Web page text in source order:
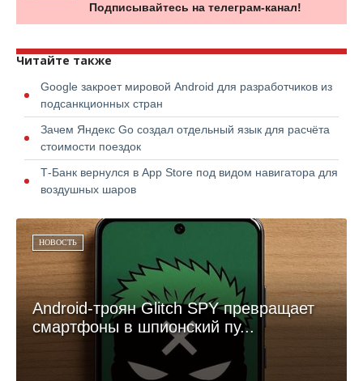
Подписывайтесь на телеграм-канал!
Читайте также
Google закроет мировой Android для разработчиков из
подсанкционных стран
Зачем Яндекс Go создал отдельный язык для расчёта
стоимости поездок
Т-Банк вернулся в App Store под видом навигатора для
воздушных шаров
НОВОСТЬ
Android-троян Glitch SPY превращает
смартфоны в шпионский пу...